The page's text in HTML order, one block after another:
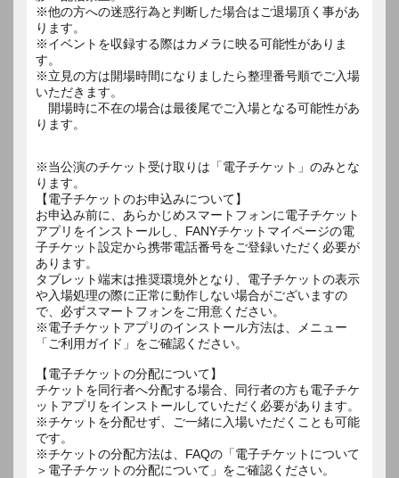
※他の方への迷惑行為と判断した場合はご退場頂く事があ
ります。
※イベントを収録する際はカメラに映る可能性がありま
す。
※立見の方は開場時間になりましたら整理番号順でご入場
いただきます。
開場時に不在の場合は最後尾でご入場となる可能性があ
ります。
※当公演のチケット受け取りは「電子チケット」のみとな
ります。
【電子チケットのお申込みについて】
お申込み前に、あらかじめスマートフォンに電子チケット
アプリをインストールし、FANYチケットマイページの電
子チケット設定から携帯電話番号をご登録いただく必要が
あります。
タブレット端末は推奨環境外となり、電子チケットの表示
や入場処理の際に正常に動作しない場合がございますの
で、必ずスマートフォンをご用意ください。
※電子チケットアプリのインストール方法は、メニュー
「ご利用ガイド」をご確認ください。
【電子チケットの分配について】
チケットを同行者へ分配する場合、同行者の方も電子チケ
ットアプリをインストールしていただく必要があります。
※チケットを分配せず、ご一緒に入場いただくことも可能
です。
※チケットの分配方法は、FAQの「電子チケットについて
＞電子チケットの分配について」をご確認ください。